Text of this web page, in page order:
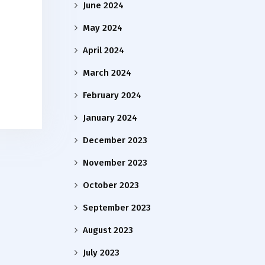
June 2024
May 2024
April 2024
March 2024
February 2024
January 2024
December 2023
November 2023
October 2023
September 2023
August 2023
July 2023